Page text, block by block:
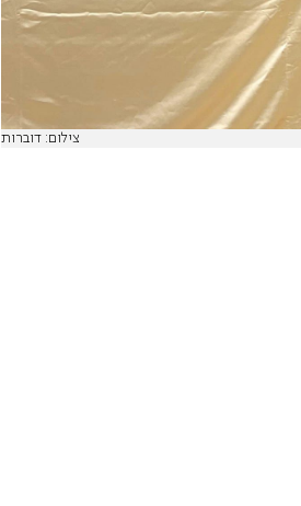
צילום: דוברות